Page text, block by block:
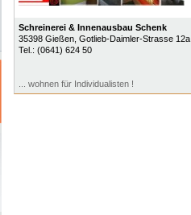
Schreinerei & Innenausbau Schenk
35398 Gießen, Gotlieb-Daimler-Strasse 12a
Tel.: (0641) 624 50
... wohnen für Individualisten !